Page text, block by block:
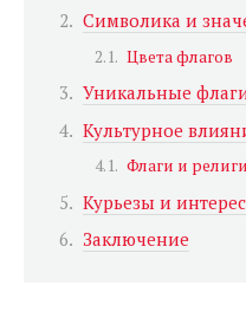
Символика и
Цвета флагов
Уникальные
Культурное
Флаги и
Курьезы и
Заключение